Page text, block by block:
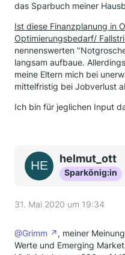
das Sparbuch meiner
Ist diese Finanzplanung in
Optimierungsbedarf/
nennenswerten
langsam aufbaue.
meine Eltern mich bei
mittelfristig bei Jobverlust
Ich bin für jeglichen Input
helmut_ott
Sparkönig:in
31. Mai 2020 um 19:34
@Grimm
, meiner
Werte und Emerging